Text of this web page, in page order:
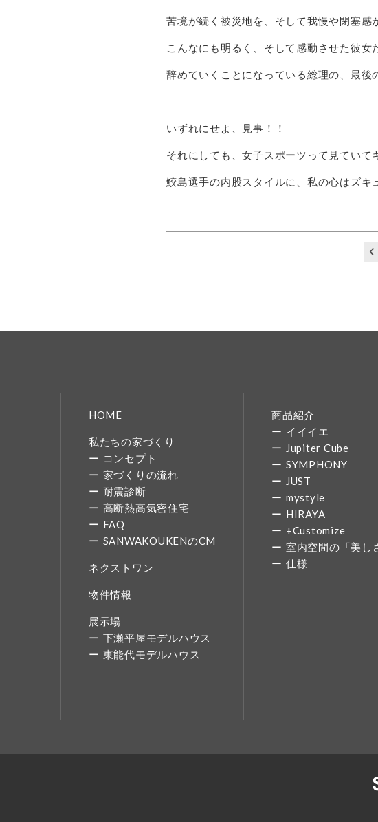
苦境が続く被災地を、そして我慢や閉塞感
こんなにも明るく、そして感動させた彼女
辞めていくことになっている総理の、最後
いずれにせよ、見事！！
それにしても、女子スポーツって見ていて
鮫島選手の内股スタイルに、私の心はズキ
HOME
私たちの家づくり
コンセプト
家づくりの流れ
耐震診断
高断熱高気密住宅
FAQ
SANWAKOUKENのCM
ネクストワン
物件情報
展示場
下瀬平屋モデルハウス
東能代モデルハウス
商品紹介
イイイエ
Jupiter Cube
SYMPHONY
JUST
mystyle
HIRAYA
+Customize
室内空間の「美し
仕様